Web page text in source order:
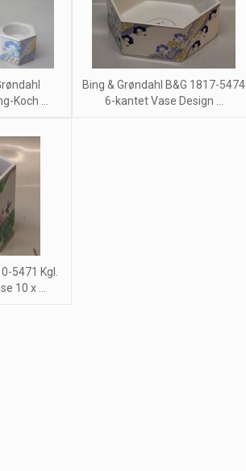
Koch ...
Bing & Grøndahl B&G 1817-5474
6-kantet Vase Design ...
5471 Kgl.
10 x ...